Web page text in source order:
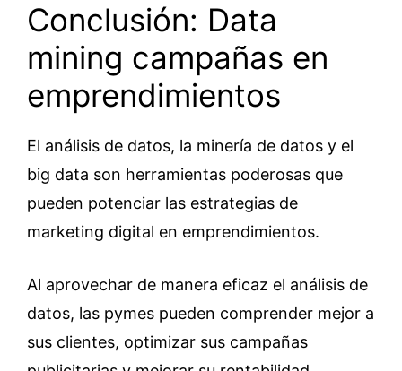
Conclusión: Data
mining campañas en
emprendimientos
El análisis de datos, la minería de datos y el
big data son herramientas poderosas que
pueden potenciar las estrategias de
marketing digital en emprendimientos.
Al aprovechar de manera eficaz el análisis de
datos, las pymes pueden comprender mejor a
sus clientes, optimizar sus campañas